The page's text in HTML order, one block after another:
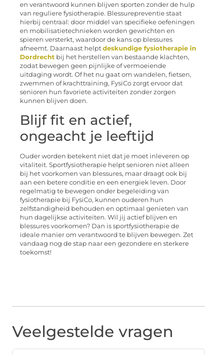
en verantwoord kunnen blijven sporten zonder de hulp
van reguliere fysiotherapie. Blessurepreventie staat
hierbij centraal: door middel van specifieke oefeningen
en mobilisatietechnieken worden gewrichten en
spieren versterkt, waardoor de kans op blessures
afneemt. Daarnaast helpt deskundige fysiotherapie in
Dordrecht bij het herstellen van bestaande klachten,
zodat bewegen geen pijnlijke of vermoeiende
uitdaging wordt. Of het nu gaat om wandelen, fietsen,
zwemmen of krachttraining, FysiCo zorgt ervoor dat
senioren hun favoriete activiteiten zonder zorgen
kunnen blijven doen.
Blijf fit en actief,
ongeacht je leeftijd
Ouder worden betekent niet dat je moet inleveren op
vitaliteit. Sportfysiotherapie helpt senioren niet alleen
bij het voorkomen van blessures, maar draagt ook bij
aan een betere conditie en een energiek leven. Door
regelmatig te bewegen onder begeleiding van
fysiotherapie bij FysiCo, kunnen ouderen hun
zelfstandigheid behouden en optimaal genieten van
hun dagelijkse activiteiten. Wil jij actief blijven en
blessures voorkomen? Dan is sportfysiotherapie de
ideale manier om verantwoord te blijven bewegen. Zet
vandaag nog de stap naar een gezondere en sterkere
toekomst!
Veelgestelde vragen